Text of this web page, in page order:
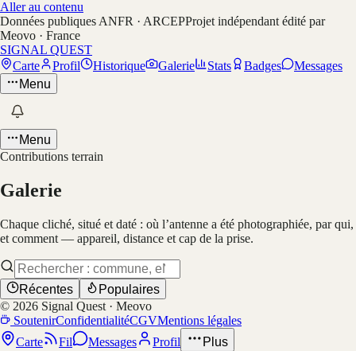
Aller au contenu
Données publiques ANFR · ARCEPProjet indépendant édité par
Meovo · France
SIGNAL QUEST
Carte
Profil Historique Galerie Stats Badges
Messages
Menu
Menu
Contributions terrain
Galerie
Chaque cliché, situé et daté : où l’antenne a été photographiée, par qui,
et comment — appareil, distance et cap de la prise.
Récentes
Populaires
© 2026 Signal Quest · Meovo
SoutenirConfidentialitéCGVMentions légales
Carte
Fil Messages Profil Plus